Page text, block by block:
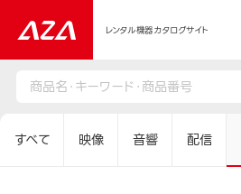
レンタル機器カタログサイト
すべて 映像 音響 配信